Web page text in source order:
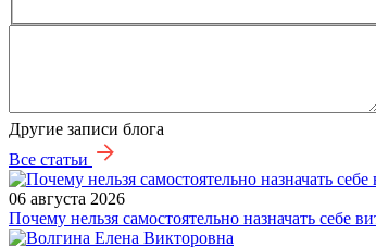
Другие записи блога
Все статьи
06 августа 2026
Почему нельзя самостоятельно назначать себе